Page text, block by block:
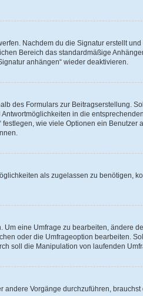
Nachdem du die Signatur erstellt
Bereich das standardmäßige
anhängen“ wieder deaktivieren.
des Formulars zur Beitragserstellung.
in die
wie viele Optionen ein Benutzer
als zugelassen zu benötigen,
eine Umfrage zu bearbeiten, ändere
oder die Umfrageoption bearbeiten.
soll die Manipulation von laufenden
Vorgänge durchzuführen,